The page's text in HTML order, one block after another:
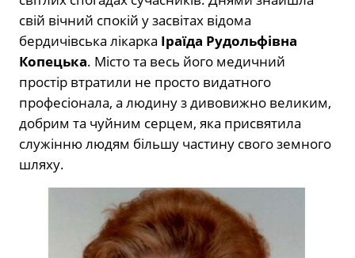
свій вічний спокій у засвітах відома
бердичівська лікарка Іраїда Рудольфівна
Копецька. Місто та весь його медичний
простір втратили не просто видатного
професіонала, а людину з дивовижно великим,
добрим та чуйним серцем, яка присвятила
служінню людям більшу частину свого земного
шляху.